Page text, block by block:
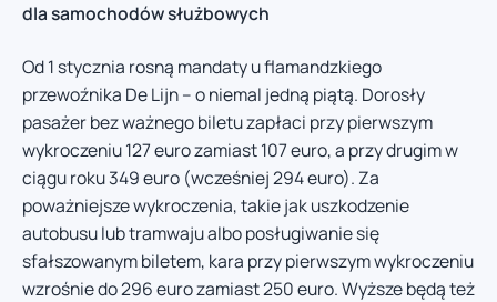
dla samochodów służbowych
Od 1 stycznia rosną mandaty u flamandzkiego
przewoźnika De Lijn – o niemal jedną piątą. Dorosły
pasażer bez ważnego biletu zapłaci przy pierwszym
wykroczeniu 127 euro zamiast 107 euro, a przy drugim w
ciągu roku 349 euro (wcześniej 294 euro). Za
poważniejsze wykroczenia, takie jak uszkodzenie
autobusu lub tramwaju albo posługiwanie się
sfałszowanym biletem, kara przy pierwszym wykroczeniu
wzrośnie do 296 euro zamiast 250 euro. Wyższe będą też